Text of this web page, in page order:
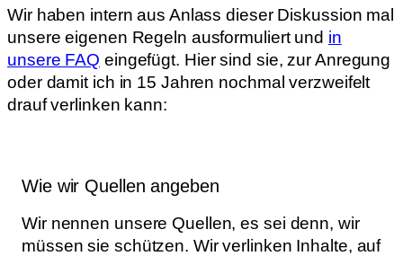
Wir haben intern aus Anlass dieser Diskussion mal
unsere eigenen Regeln ausformuliert und in
unsere FAQ eingefügt. Hier sind sie, zur Anregung
oder damit ich in 15 Jahren nochmal verzweifelt
drauf verlinken kann:
Wie wir Quellen angeben
Wir nennen unsere Quellen, es sei denn, wir
müssen sie schützen. Wir verlinken Inhalte, auf